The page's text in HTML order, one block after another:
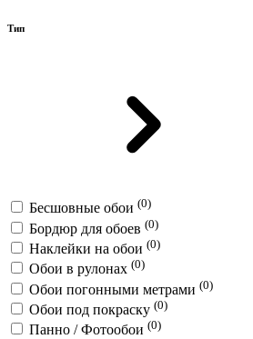
Тип
Бесшовные обои (0)
Бордюр для обоев (0)
Наклейки на обои (0)
Обои в рулонах (0)
Обои погонными метрами (0)
Обои под покраску (0)
Панно / Фотообои (0)